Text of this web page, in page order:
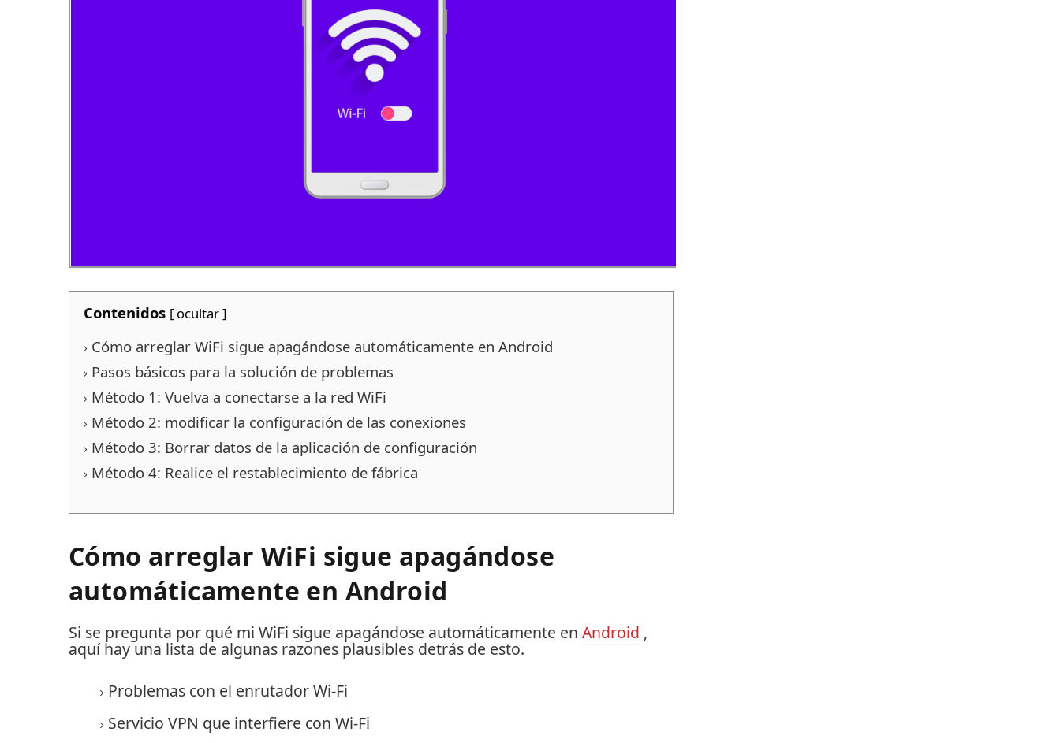
Contenidos [ ocultar]
Cómo arreglar WiFi sigue apagándose automáticamente en Android
Pasos básicos para la solución de problemas
Método 1: Vuelva a conectarse a la red WiFi
Método 2: modificar la configuración de las conexiones
Método 3: Borrar datos de la aplicación de configuración
Método 4: Realice el restablecimiento de fábrica
Cómo arreglar WiFi sigue apagándose
automáticamente en Android
Si se pregunta por qué mi WiFi sigue apagándose automáticamente en Android ,
aquí hay una lista de algunas razones plausibles detrás de esto.
Problemas con el enrutador Wi-Fi
Servicio VPN que interfiere con Wi-Fi